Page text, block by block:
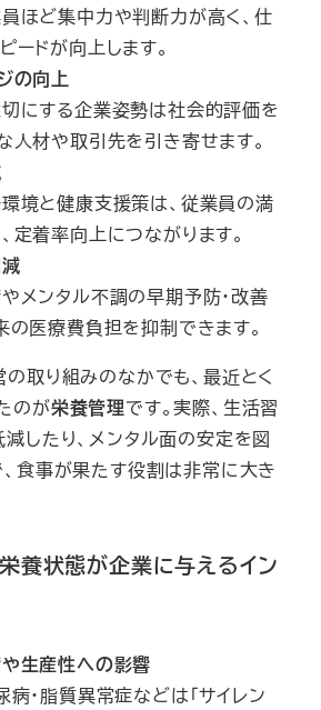
ほど集中力や判断力が高く、仕
ードが向上します。
の向上
にする企業姿勢は社会的評価を
人材や取引先を引き寄せます。
境と健康支援策は、従業員の満
定着率向上につながります。
メンタル不調の早期予防・改善
の医療費負担を抑制できます。
取り組みのなかでも、最近とく
のが栄養管理です。実際、生活習
したり、メンタル面の安定を図
、食事が果たす役割は非常に大き
養状態が企業に与えるイン
生産性への影響
病・脂質異常症などは「サイレン